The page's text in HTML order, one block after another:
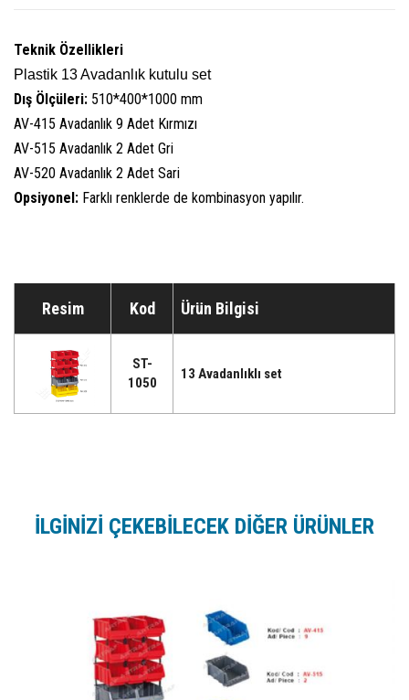
Teknik Özellikleri
Plastik 13 Avadanlık kutulu set
Dış Ölçüleri: 510*400*1000 mm
AV-415 Avadanlık 9 Adet Kırmızı
AV-515 Avadanlık 2 Adet Gri
AV-520 Avadanlık 2 Adet Sari
Opsiyonel: Farklı renklerde de kombinasyon yapılır.
Resim Kod Ürün Bilgisi
ST-
1050
13 Avadanlıklı set
İLGİNİZİ ÇEKEBİLECEK DİĞER ÜRÜNLER